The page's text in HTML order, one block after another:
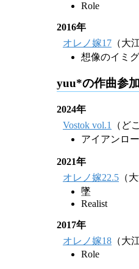
Role
2016年
オレノ嫁17 （大
想像のイミ
yuu*の作曲参加
2024年
Vostok vol.1
（ど
アイアンロ
2021年
オレノ嫁22.5 （
墜
Realist
2017年
オレノ嫁18 （大
Role